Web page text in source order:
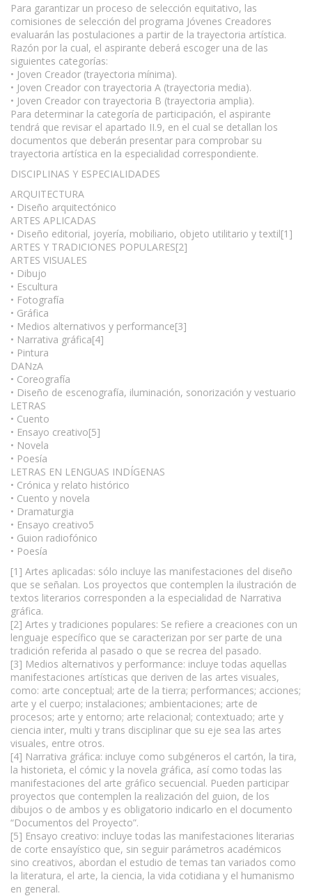
Para garantizar un proceso de selección equitativo, las
comisiones de selección del programa Jóvenes Creadores
evaluarán las postulaciones a partir de la trayectoria artística.
Razón por la cual, el aspirante deberá escoger una de las
siguientes categorías:
• Joven Creador (trayectoria mínima).
• Joven Creador con trayectoria A (trayectoria media).
• Joven Creador con trayectoria B (trayectoria amplia).
Para determinar la categoría de participación, el aspirante
tendrá que revisar el apartado II.9, en el cual se detallan los
documentos que deberán presentar para comprobar su
trayectoria artística en la especialidad correspondiente.
DISCIPLINAS Y ESPECIALIDADES
ARQUITECTURA
• Diseño arquitectónico
ARTES APLICADAS
• Diseño editorial, joyería, mobiliario, objeto utilitario y textil[1]
ARTES Y TRADICIONES POPULARES[2]
ARTES VISUALES
• Dibujo
• Escultura
• Fotografía
• Gráfica
• Medios alternativos y performance[3]
• Narrativa gráfica[4]
• Pintura
DANzA
• Coreografía
• Diseño de escenografía, iluminación, sonorización y vestuario
LETRAS
• Cuento
• Ensayo creativo[5]
• Novela
• Poesía
LETRAS EN LENGUAS INDÍGENAS
• Crónica y relato histórico
• Cuento y novela
• Dramaturgia
• Ensayo creativo5
• Guion radiofónico
• Poesía
[1] Artes aplicadas: sólo incluye las manifestaciones del diseño
que se señalan. Los proyectos que contemplen la ilustración de
textos literarios corresponden a la especialidad de Narrativa
gráfica.
[2] Artes y tradiciones populares: Se refiere a creaciones con un
lenguaje específico que se caracterizan por ser parte de una
tradición referida al pasado o que se recrea del pasado.
[3] Medios alternativos y performance: incluye todas aquellas
manifestaciones artísticas que deriven de las artes visuales,
como: arte conceptual; arte de la tierra; performances; acciones;
arte y el cuerpo; instalaciones; ambientaciones; arte de
procesos; arte y entorno; arte relacional; contextuado; arte y
ciencia inter, multi y trans disciplinar que su eje sea las artes
visuales, entre otros.
[4] Narrativa gráfica: incluye como subgéneros el cartón, la tira,
la historieta, el cómic y la novela gráfica, así como todas las
manifestaciones del arte gráfico secuencial. Pueden participar
proyectos que contemplen la realización del guion, de los
dibujos o de ambos y es obligatorio indicarlo en el documento
“Documentos del Proyecto”.
[5] Ensayo creativo: incluye todas las manifestaciones literarias
de corte ensayístico que, sin seguir parámetros académicos
sino creativos, abordan el estudio de temas tan variados como
la literatura, el arte, la ciencia, la vida cotidiana y el humanismo
en general.